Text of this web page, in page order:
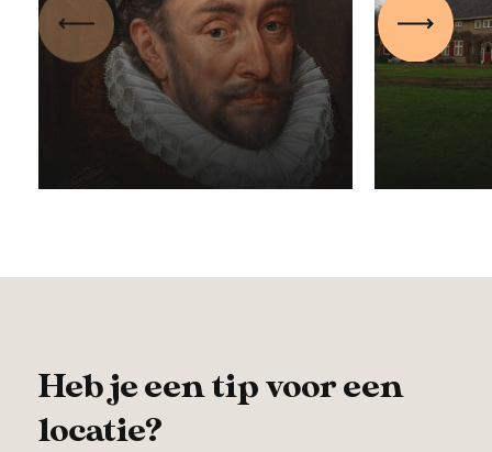
chaotisch was als de
Joegoslavische
burgeroorlog
28 juli 2022
Vorige
Heb je een tip voor een
locatie?